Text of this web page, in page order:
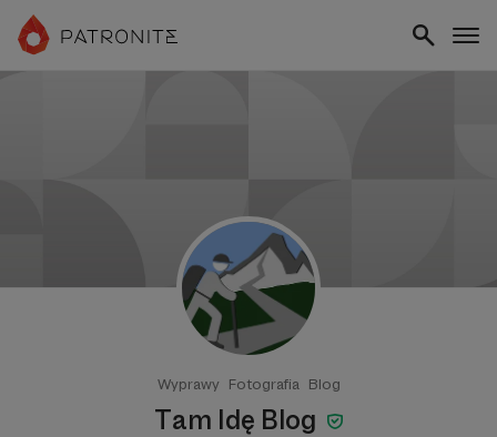
Wyprawy Fotografia Blog
Tam Idę Blog